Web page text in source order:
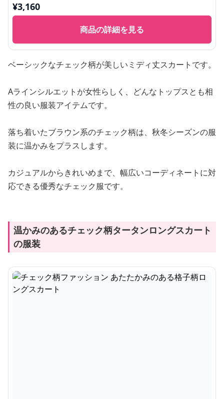
¥3,160
商品の詳細を見る
ベーシックなチェック柄が美しいミディ丈スカートです。
Aラインシルエットが女性らしく、どんなトップスとも相
性の良い服装アイテムです。
落ち着いたブラウン系のチェック柄は、秋冬シーズンの服
装に温かみをプラスします。
カジュアルからきれいめまで、幅広いコーディネートに対
応できる優秀なチェック服です。
温かみのあるチェック柄タータンロングスカート
の服装